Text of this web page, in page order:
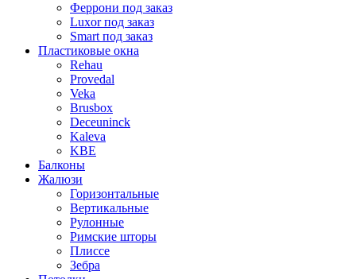
Феррони под заказ
Luxor под заказ
Smart под заказ
Пластиковые окна
Rehau
Provedal
Veka
Brusbox
Deceuninck
Kaleva
KBE
Балконы
Жалюзи
Горизонтальные
Вертикальные
Рулонные
Римские шторы
Плиссе
Зебра